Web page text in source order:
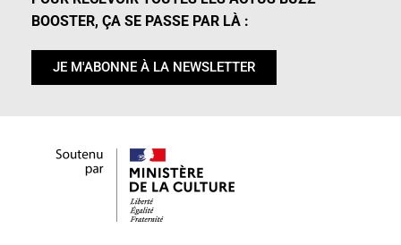
BOOSTER, ÇA SE PASSE PAR LÀ :
JE M'ABONNE À LA NEWSLETTER